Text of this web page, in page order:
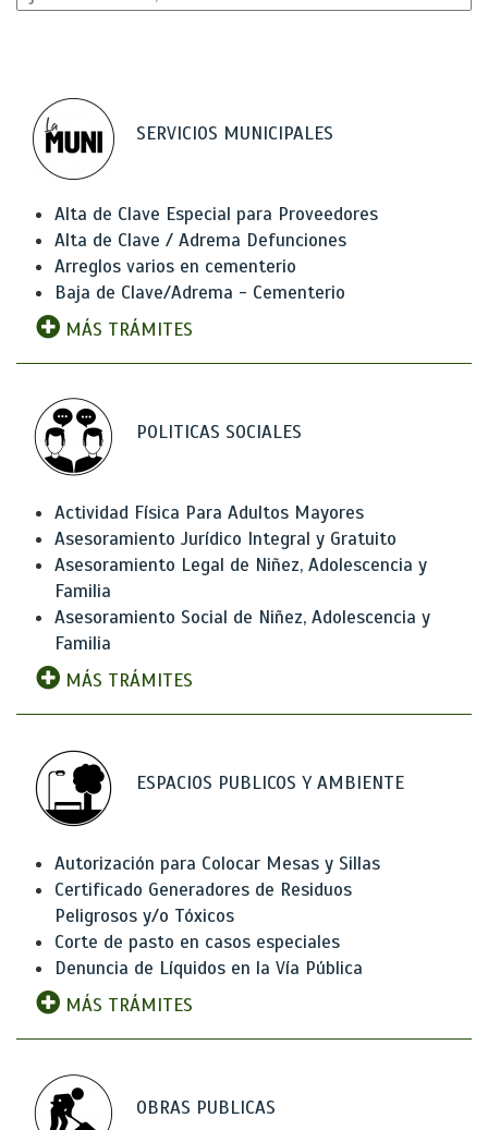
SERVICIOS MUNICIPALES
Alta de Clave Especial para Proveedores
Alta de Clave / Adrema Defunciones
Arreglos varios en cementerio
Baja de Clave/Adrema - Cementerio
MÁS TRÁMITES
POLITICAS SOCIALES
Actividad Física Para Adultos Mayores
Asesoramiento Jurídico Integral y Gratuito
Asesoramiento Legal de Niñez, Adolescencia y
Familia
Asesoramiento Social de Niñez, Adolescencia y
Familia
MÁS TRÁMITES
ESPACIOS PUBLICOS Y AMBIENTE
Autorización para Colocar Mesas y Sillas
Certificado Generadores de Residuos
Peligrosos y/o Tóxicos
Corte de pasto en casos especiales
Denuncia de Líquidos en la Vía Pública
MÁS TRÁMITES
OBRAS PUBLICAS